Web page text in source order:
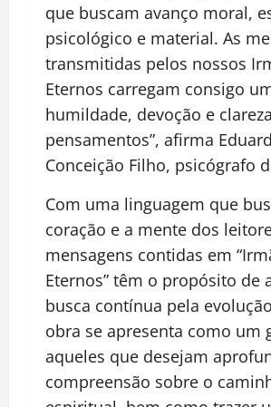
que buscam avanço moral,
psicológico e material. As
transmitidas pelos nossos
Eternos carregam consigo
humildade, devoção e
pensamentos”, afirma
Conceição Filho, psicógrafo
Com uma linguagem que
coração e a mente dos
mensagens contidas em
Eternos” têm o propósito de
busca contínua pela
obra se apresenta como um
aqueles que desejam
compreensão sobre o